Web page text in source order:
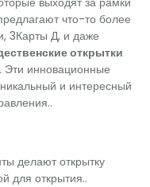
что-то более
3Карты Д, и даже
открытки
Эти инновационные
и интересный
делают открытку
для открытия..